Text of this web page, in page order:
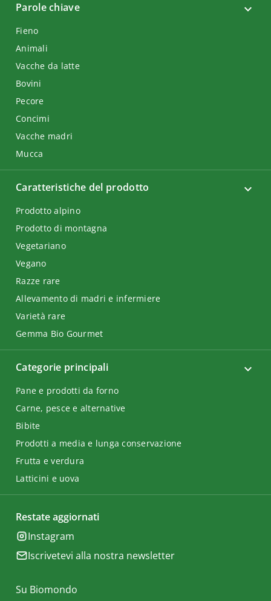
Parole chiave
Fieno
Animali
Vacche da latte
Bovini
Pecore
Concimi
Vacche madri
Mucca
Categorie principali
Pane e prodotti da forno
Carne, pesce e alternative
Bibite
Prodotti a media e lunga conservazione
Frutta e verdura
Latticini e uova
Caratteristiche del prodotto
Prodotto alpino
Prodotto di montagna
Vegetariano
Vegano
Razze rare
Allevamento di madri e infermiere
Varietà rare
Gemma Bio Gourmet
Restate aggiornati
Instagram
Iscrivetevi alla nostra newsletter
Su Biomondo